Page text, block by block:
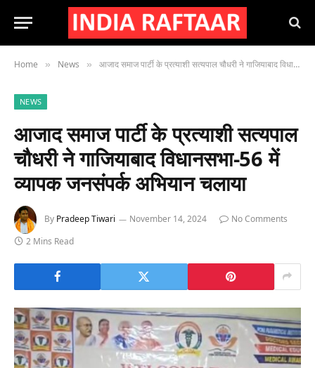
Home » News » आजाद समाज पार्टी के प्रत्याशी सत्यपाल चौधरी ने गाजियाबाद विधानसभा-56 में व्यापक जनसंपर्क अभियान चलाया
NEWS
आजाद समाज पार्टी के प्रत्याशी सत्यपाल
चौधरी ने गाजियाबाद विधानसभा-56 में
व्यापक जनसंपर्क अभियान चलाया
By Pradeep Tiwari November 14, 2024
No Comments
2 Mins Read